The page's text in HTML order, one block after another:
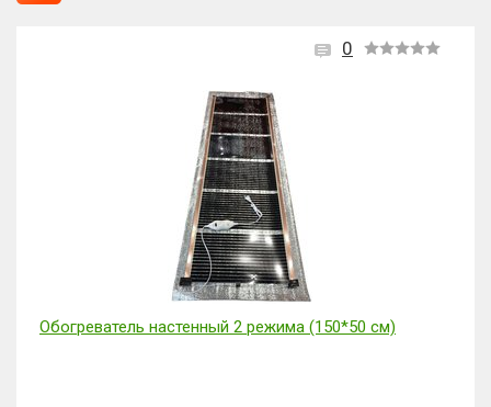
0
Обогреватель настенный 2 режима (150*50 см)